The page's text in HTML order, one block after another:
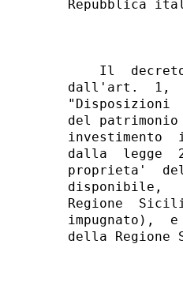
Repubblica
Il
dall'art.  1,
"Disposizioni
del
investimento
dalla  legge
proprieta'
disponibile,
Regione
impugnato),
della